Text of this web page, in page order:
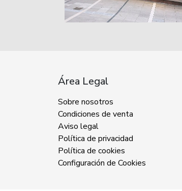
Área Legal
Sobre nosotros
Condiciones de venta
Aviso legal
Política de privacidad
Política de cookies
Configuración de Cookies